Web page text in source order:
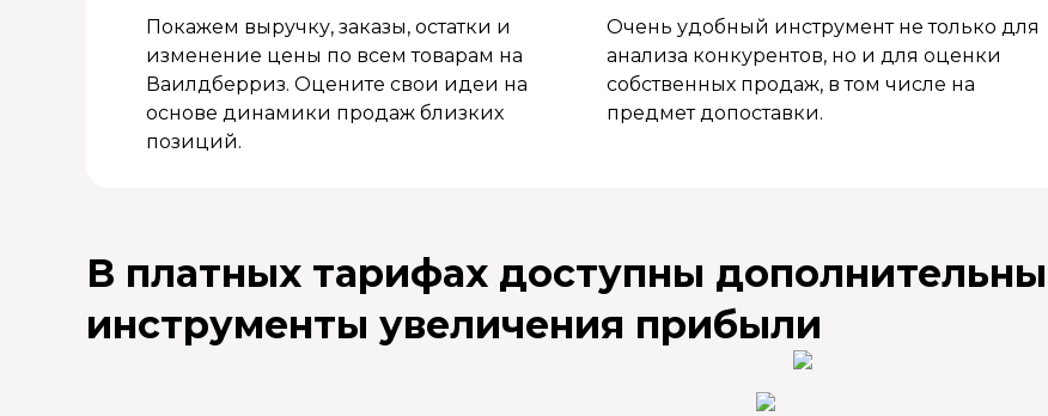
Покажем выручку, заказы, остатки и
изменение цены по всем товарам на
Ваилдберриз. Оцените свои идеи на
основе динамики продаж близких
позиций.
Очень удобный инструмент не только для
анализа конкурентов, но и для оценки
собственных продаж, в том числе на
предмет допоставки.
В платных тарифах доступны
инструменты увеличения прибыли